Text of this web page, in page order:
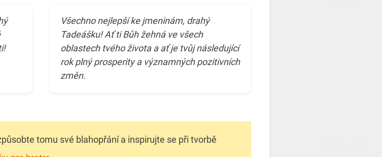
Všechno nejlepší ke jmeninám, drahý
Tadeášku! Ať ti Bůh žehná ve všech
oblastech tvého života a ať je tvůj následující
rok plný prosperity a významných pozitivních
změn.
tomu své blahopřání a inspirujte se při tvorbě